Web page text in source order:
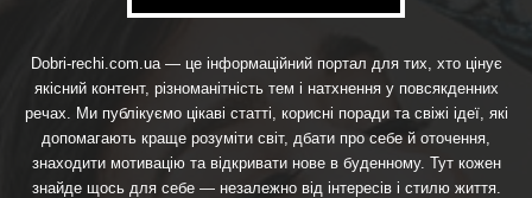
Dobri-rechi.com.ua — це інформаційний портал для тих, хто цінує
якісний контент, різноманітність тем і натхнення у повсякденних
речах. Ми публікуємо цікаві статті, корисні поради та свіжі ідеї, які
допомагають краще розуміти світ, дбати про себе й оточення,
знаходити мотивацію та відкривати нове в буденному. Тут кожен
знайде щось для себе — незалежно від інтересів і стилю життя.